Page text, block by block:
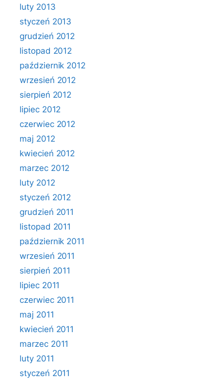
luty 2013
styczeń 2013
grudzień 2012
listopad 2012
październik 2012
wrzesień 2012
sierpień 2012
lipiec 2012
czerwiec 2012
maj 2012
kwiecień 2012
marzec 2012
luty 2012
styczeń 2012
grudzień 2011
listopad 2011
październik 2011
wrzesień 2011
sierpień 2011
lipiec 2011
czerwiec 2011
maj 2011
kwiecień 2011
marzec 2011
luty 2011
styczeń 2011